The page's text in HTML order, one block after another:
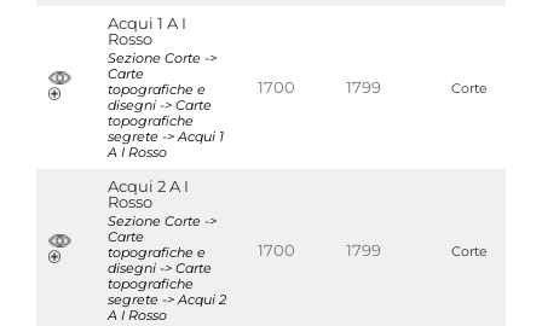
Acqui 1 A I
Rosso
Sezione Corte ->
Carte
topografiche e
disegni -> Carte
topografiche
segrete -> Acqui 1
A I Rosso
1700 1799 Corte
Acqui 2 A I
Rosso
Sezione Corte ->
Carte
topografiche e
disegni -> Carte
topografiche
segrete -> Acqui 2
A I Rosso
1700 1799 Corte